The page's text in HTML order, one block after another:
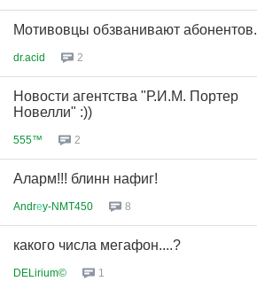
Мотивовцы обзванивают абонентов.
dr.acid 2
Новости агентства "Р.И.М. Портер
Новелли" :))
555™ 2
Аларм!!! блинн нафиг!
Andrеy-NMT450 8
какого числа мегафон....?
DELirium© 1